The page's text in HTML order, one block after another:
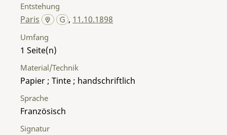
Entstehung
Paris , 11.10.1898
Umfang
1
Material/Technik
Papier ; Tinte ; handschriftlich
Sprache
Französisch
Signatur